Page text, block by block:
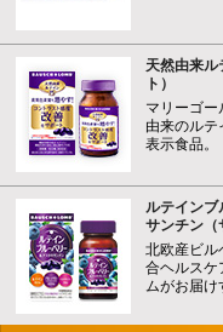
天然由来
ト）
マリーゴー
由来のルテ
表示食品。
ルテインブ
サンチン（
北欧産ビル
合ヘルスケ
ムがお届け